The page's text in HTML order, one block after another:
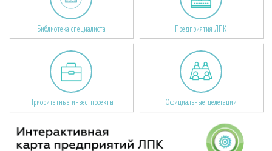
Библиотека специалиста Предприятия ЛПК
Приоритетные инвестпроекты Официальные делегации